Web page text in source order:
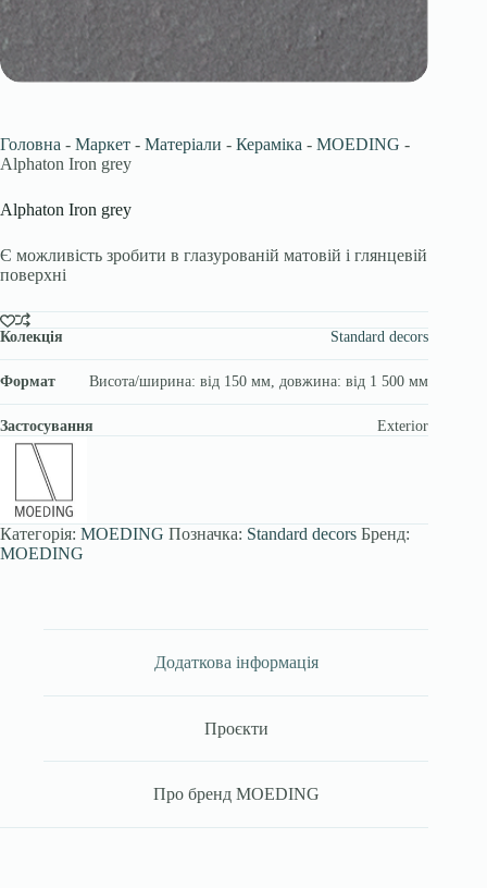
Головна - Маркет - Матеріали - Кераміка - MOEDING -
Alphaton Iron grey
Alphaton Iron grey
Є можливість зробити в глазурованій матовій і глянцевій
поверхні
Колекція Standard decors
Формат Висота/ширина: від 150 мм, довжина: від 1 500 мм
Застосування Exterior
Категорія: MOEDING Позначка: Standard decors Бренд:
MOEDING
Додаткова інформація
Проєкти
Про бренд MOEDING